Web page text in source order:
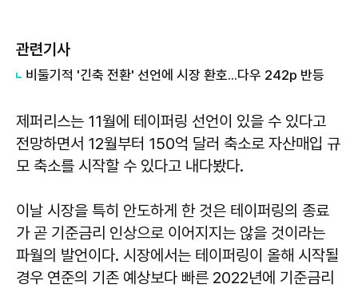
관련기사
비둘기적 '긴축 전환' 선언에 시장 환호...다우 242p 반등
제퍼리스는 11월에 테이퍼링 선언이 있을 수 있다고
전망하면서 12월부터 150억 달러 축소로 자산매입 규
모 축소를 시작할 수 있다고 내다봤다.
이날 시장을 특히 안도하게 한 것은 테이퍼링의 종료
가 곧 기준금리 인상으로 이어지지는 않을 것이라는
파월의 발언이다. 시장에서는 테이퍼링이 올해 시작될
경우 연준의 기존 예상보다 빠른 2022년에 기준금리